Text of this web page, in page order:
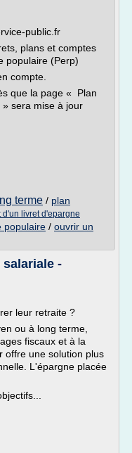
public.fr
plans et comptes
populaire (Perp)
compte.
que la page « Plan
sera mise à jour
terme / plan
d'un livret d'epargne
populaire / ouvrir un
-
leur retraite ?
ou à long terme,
fiscaux et à la
offre une solution plus
L'épargne placée